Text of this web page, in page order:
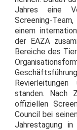
Jahres eine
Screening-
einem
der EAZA
Bereiche des
standen. Nach
offiziellen
Council bei
Jahrestagung